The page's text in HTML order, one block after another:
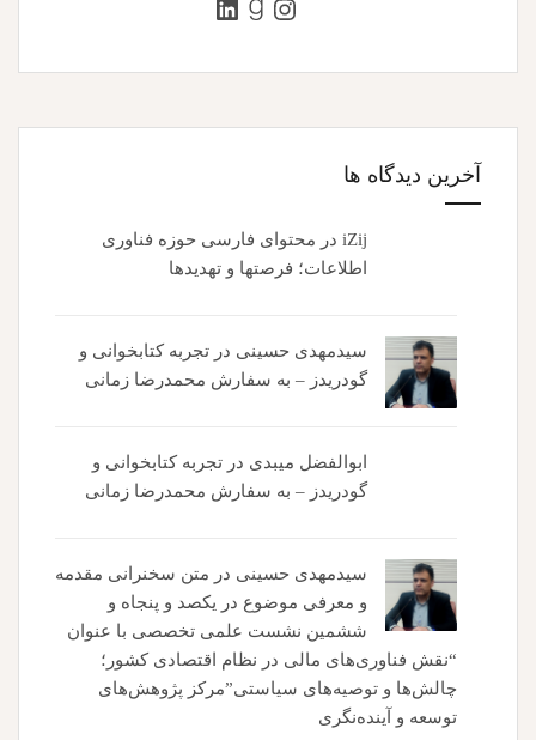
اینستاگرم
گودریدز
لینکداین
آخرین دیدگاه ها
iZij در محتوای فارسی حوزه فناوری
اطلاعات؛ فرصتها و تهدیدها
سیدمهدی حسینی در تجربه کتابخوانی و
گودریدز – به سفارش محمدرضا زمانی
ابوالفضل میبدی در تجربه کتابخوانی و
گودریدز – به سفارش محمدرضا زمانی
سیدمهدی حسینی در متن سخنرانی مقدمه
و معرفی موضوع در یکصد و پنجاه و
ششمین نشست علمی تخصصی با عنوان
“نقش فناوری‌های مالی در نظام اقتصادی کشور؛
چالش‌ها و توصیه‌های سیاستی”مرکز پژوهش‌های
توسعه و آینده‌نگری